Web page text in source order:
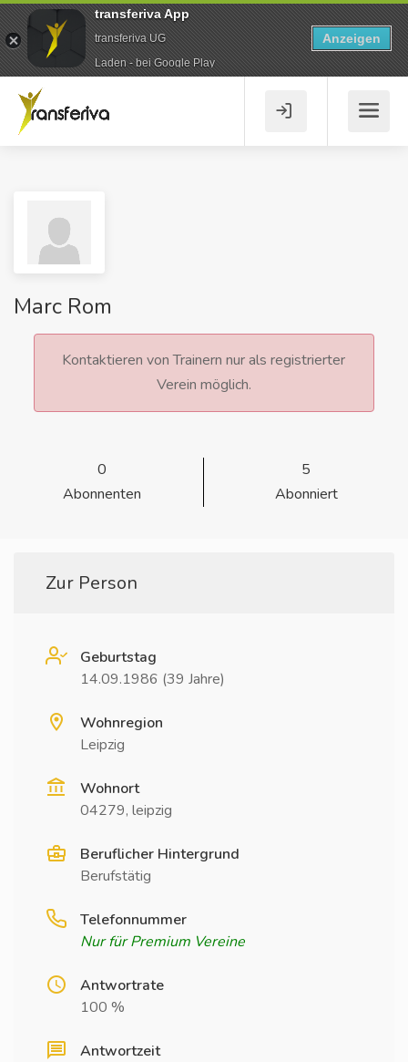
Marc Rom
Kontaktieren von Trainern nur als registrierter
Verein möglich.
0
Abonnenten
5
Abonniert
Zur Person
Geburtstag
14.09.1986 (39 Jahre)
Wohnregion
Leipzig
Wohnort
04279, leipzig
Beruflicher Hintergrund
Berufstätig
Telefonnummer
Nur für Premium Vereine
Antwortrate
100 %
Antwortzeit
transferiva App
transferiva UG
Laden - bei Google Play
Anzeigen